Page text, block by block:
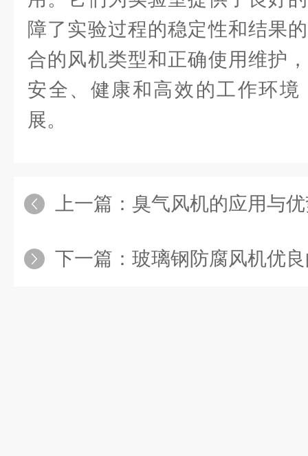
障了实验过程的稳定性和结果
合的风机类型和正确使用维护
安全、健康和高效的工作环
展。
上一篇： 臭气风机的应用与
下一篇： 玻璃钢防腐风机优良的